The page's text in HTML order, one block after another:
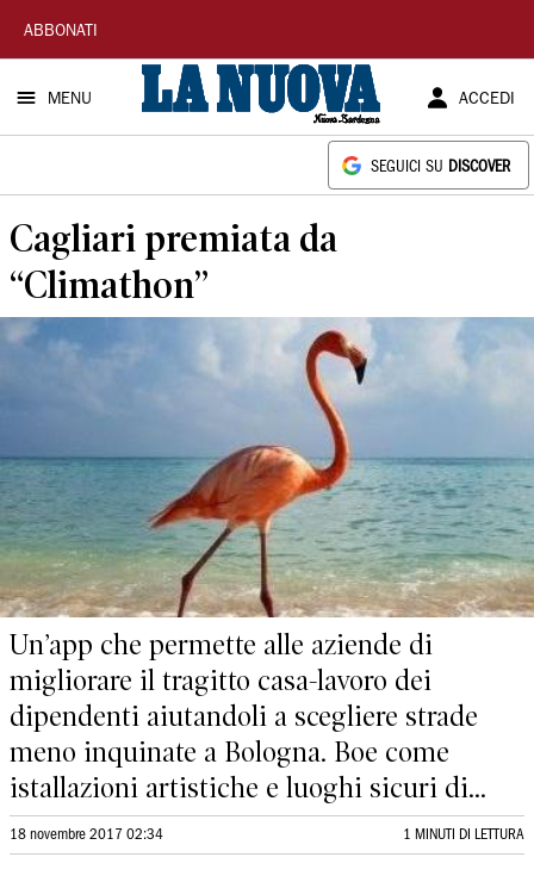
La
Nuova
Sardegna
ABBONATI
MENU ACCEDI
SEGUICI SU DISCOVER
Cagliari premiata da
“Climathon”
Un’app che permette alle aziende di
migliorare il tragitto casa-lavoro dei
dipendenti aiutandoli a scegliere strade
meno inquinate a Bologna. Boe come
istallazioni artistiche e luoghi sicuri di...
18 novembre 2017 02:34 1 MINUTI DI LETTURA